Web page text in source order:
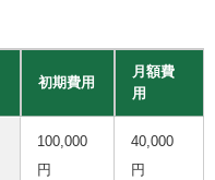
初期費用
月額費
用
100,000
円
40,000
円